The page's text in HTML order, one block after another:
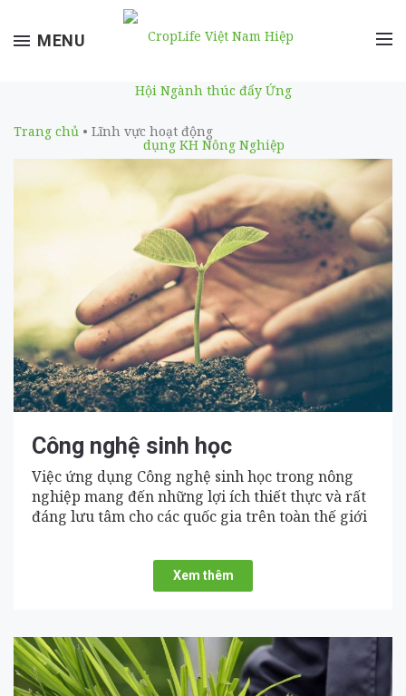
ToggleMENU
Trang chủ • Lĩnh vực hoạt động
Công nghệ sinh học
Việc ứng dụng Công nghệ sinh học trong nông
nghiệp mang đến những lợi ích thiết thực và rất
đáng lưu tâm cho các quốc gia trên toàn thế giới
Xem thêm